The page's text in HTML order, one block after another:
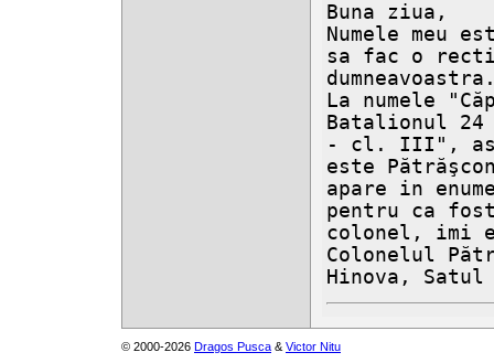
Buna ziua,
Numele meu
sa fac o
La numele
Batalionul 24
- cl. III", as
este
apare in
pentru ca
colonel, imi
Colonelul
Hinova,
© 2000-2026 Dragos Pusca & Victor Nitu